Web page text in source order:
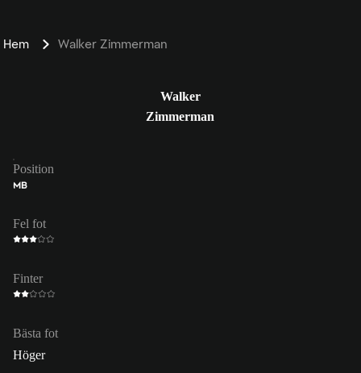
Hem Walker Zimmerman
Walker
Zimmerman
Position
MB
Fel fot
Finter
Bästa fot
Höger